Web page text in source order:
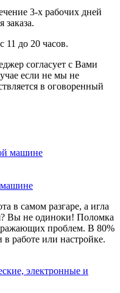
3-х рабочих дней
11 до 20 часов.
согласует с Вами
если не мы не
в оговоренный
в самом разгаре, а игла
Вы не одиноки! Поломка
проблем. В 80%
работе или настройке.